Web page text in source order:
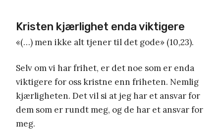
Kristen kjærlighet enda viktigere
«(…) men ikke alt tjener til det gode» (10,23).
Selv om vi har frihet, er det noe som er enda
viktigere for oss kristne enn friheten. Nemlig
kjærligheten. Det vil si at jeg har et ansvar for
dem som er rundt meg, og de har et ansvar for
meg.